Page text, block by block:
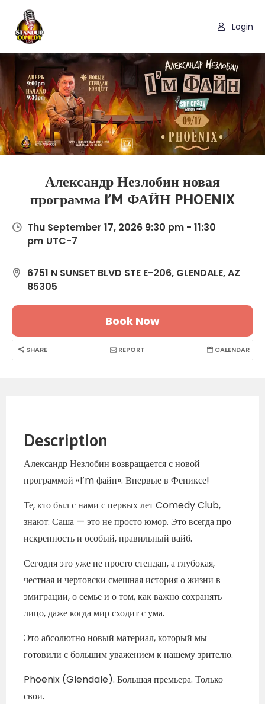
Login
Александр Незлобин новая
программа I’M ФАЙН PHOENIX
Thu September 17, 2026 9:30 pm - 11:30
pm UTC-7
6751 N SUNSET BLVD STE E-206, GLENDALE, AZ
85305
Book Now
SHARE REPORT CALENDAR
Description
Александр Незлобин возвращается с новой
программой «I’m файн». Впервые в Фениксе!
Те, кто был с нами с первых лет Comedy Club,
знают: Саша — это не просто юмор. Это всегда про
искренность и особый, правильный вайб.
Сегодня это уже не просто стендап, а глубокая,
честная и чертовски смешная история о жизни в
эмиграции, о семье и о том, как важно сохранять
лицо, даже когда мир сходит с ума.
Это абсолютно новый материал, который мы
готовили с большим уважением к нашему зрителю.
Phoenix (Glendale). Большая премьера. Только
свои.